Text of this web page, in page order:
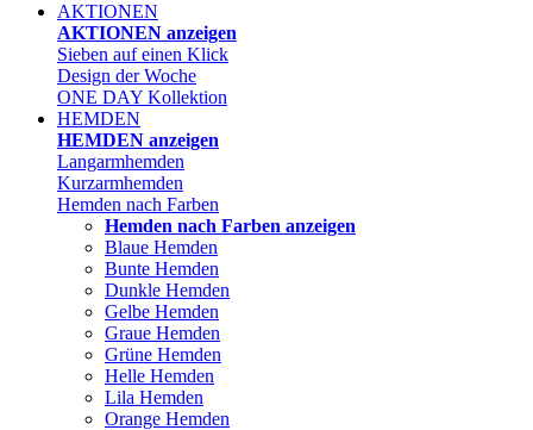
AKTIONEN
AKTIONEN anzeigen
Sieben auf einen Klick
Design der Woche
ONE DAY Kollektion
HEMDEN
HEMDEN anzeigen
Langarmhemden
Kurzarmhemden
Hemden nach Farben
Hemden nach Farben anzeigen
Blaue Hemden
Bunte Hemden
Dunkle Hemden
Gelbe Hemden
Graue Hemden
Grüne Hemden
Helle Hemden
Lila Hemden
Orange Hemden